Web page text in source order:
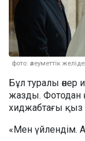
фото: әлеуметтік
Бұл туралы
жазды. Фотодан
хиджабтағы қыз
«Мен үйлендім.